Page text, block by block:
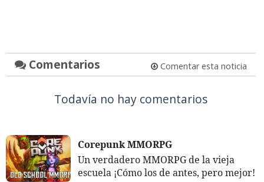
Comentarios Comentar esta noticia
Todavía no hay comentarios
Corepunk MMORPG
Un verdadero MMORPG de la vieja
escuela ¡Cómo los de antes, pero mejor!